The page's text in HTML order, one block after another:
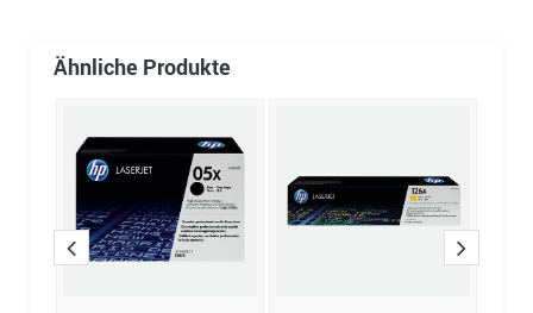
Ähnliche Produkte